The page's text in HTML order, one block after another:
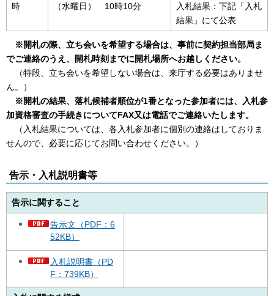
時
（水曜日） 10時10分
入札結果：下記「入札
結果」にて公表
※開札の際、立ち会いを希望する場合は、事前に契約担当部局ま
でご連絡のうえ、開札時刻までに開札場所へお越しください。
（特段、立ち会いを希望しない場合は、来庁する必要はありませ
ん。）
※開札の結果、落札候補者順位が1番となった参加者には、入札参
加資格審査の手続きについてFAX又は電話でご連絡いたします。
（入札結果については、各入札参加者に個別の連絡はしておりま
せんので、必要に応じてお問い合わせください。）
告示・入札説明書等
告示に関すること
告示文（PDF：6
52KB）
入札説明書（PD
F：739KB）